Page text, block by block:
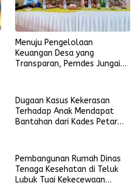
Menuju Pengelolaan
Keuangan Desa yang
Transparan, Pemdes Jungai
Dugaan Kasus Kekerasan
Terhadap Anak Mendapat
Bantahan dari Kades Petar
Pembangunan Rumah Dinas
Tenaga Kesehatan di Teluk
Lubuk Tuai Kekecewaan